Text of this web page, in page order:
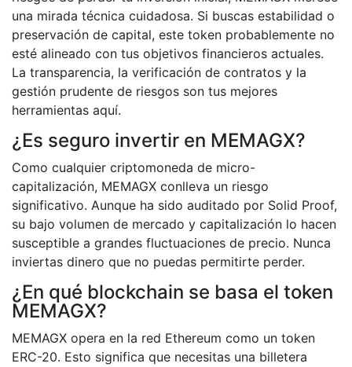
una mirada técnica cuidadosa. Si buscas estabilidad o
preservación de capital, este token probablemente no
esté alineado con tus objetivos financieros actuales.
La transparencia, la verificación de contratos y la
gestión prudente de riesgos son tus mejores
herramientas aquí.
¿Es seguro invertir en MEMAGX?
Como cualquier criptomoneda de micro-
capitalización, MEMAGX conlleva un riesgo
significativo. Aunque ha sido auditado por Solid Proof,
su bajo volumen de mercado y capitalización lo hacen
susceptible a grandes fluctuaciones de precio. Nunca
inviertas dinero que no puedas permitirte perder.
¿En qué blockchain se basa el token
MEMAGX?
MEMAGX opera en la red Ethereum como un token
ERC-20. Esto significa que necesitas una billetera